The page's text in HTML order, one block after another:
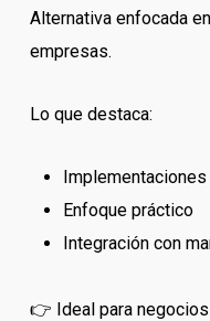
Alternativa enfocada
empresas.
Lo que destaca:
Enfoque práctico
Integración con
👉 Ideal para